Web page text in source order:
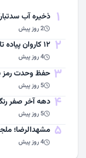
1 ذخیره آب سدتبارک
2 روز پیش
2 ۱۲ کاروان پیاده تایباد راهی مشهدمقدس می‌شوند
4 روز پیش
3 حفظ وحدت رمز
5 روز پیش
4 دهه آخر صفر
5 روز پیش
5 مشهد‌الرضا؛
4 روز پیش